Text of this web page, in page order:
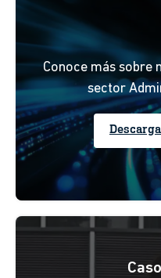
Conoce más sobre
sector